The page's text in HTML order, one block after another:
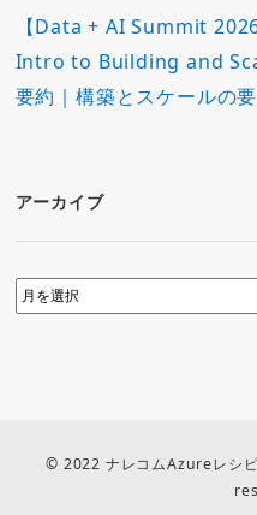
【Data + AI Summit
Intro to Building and
要約｜構築とスケールの
アーカイブ
© 2022 ナレコムAzureレシ